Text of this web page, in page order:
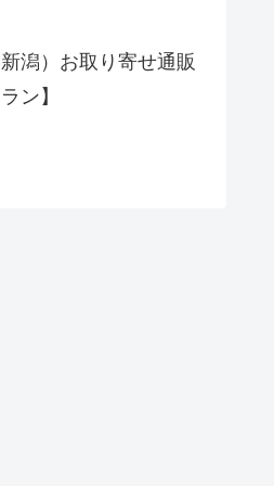
潟）お取り寄せ通販
ン】